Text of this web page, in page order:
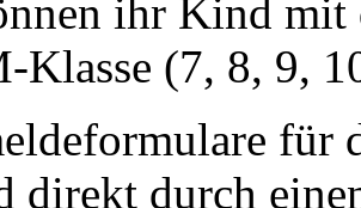
ihr Kind mit
Klasse (7, 8, 9,
für
direkt durch